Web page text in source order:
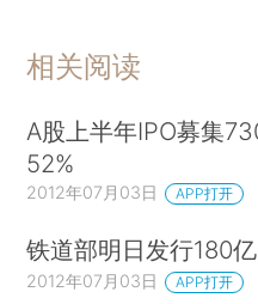
相关阅读
A股上半年IPO募集
52%
2012年07月03日 APP打开
铁道部明日发行180
2012年07月03日 APP打开